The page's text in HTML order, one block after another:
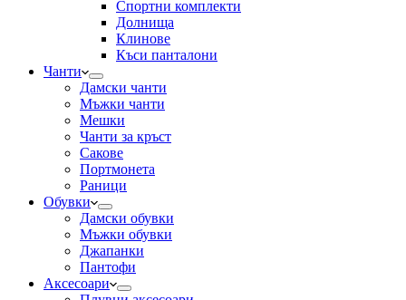
Спортни комплекти
Долнища
Клинове
Къси панталони
Чанти
Дамски чанти
Мъжки чанти
Мешки
Чанти за кръст
Сакове
Портмонета
Раници
Обувки
Дамски обувки
Мъжки обувки
Джапанки
Пантофи
Аксесоари